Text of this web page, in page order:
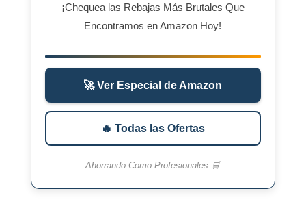
¡Chequea las Rebajas Más Brutales Que
Encontramos en Amazon Hoy!
🚀 Ver Especial de Amazon
🔥 Todas las Ofertas
Ahorrando Como Profesionales 🛒